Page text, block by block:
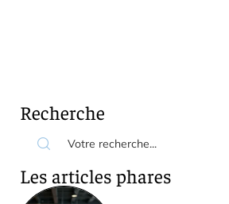
Recherche
Les articles phares